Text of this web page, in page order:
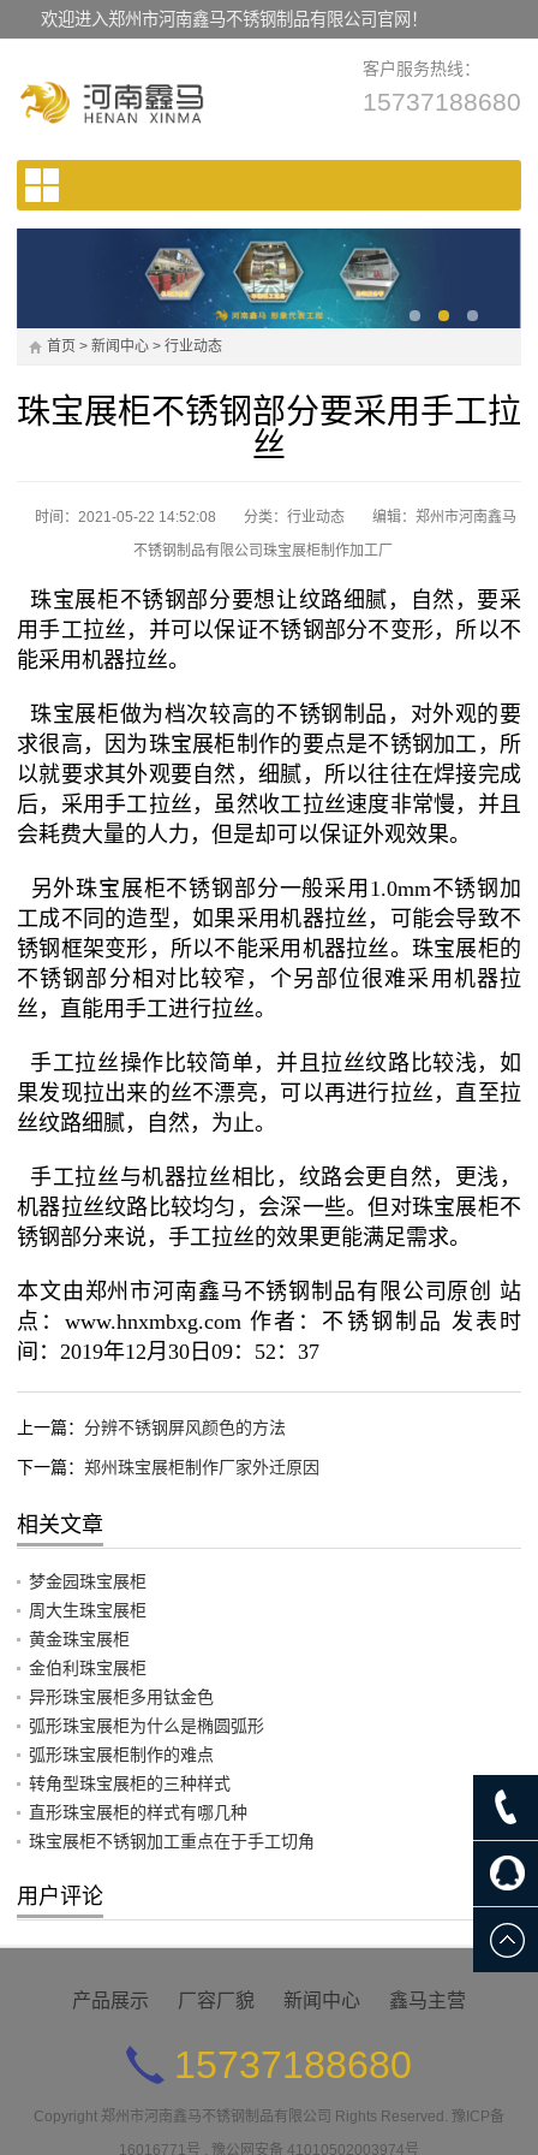
欢迎进入郑州市河南鑫马不锈钢制品有限公司官网！
客户服务热线：
15737188680
首页 > 新闻中心 > 行业动态
珠宝展柜不锈钢部分要采用手工拉
丝
时间：2021-05-22 14:52:08 分类： 行业动态
编辑：郑州市河南鑫马
不锈钢制品有限公司珠宝展柜制作加工厂
珠宝展柜不锈钢部分要想让纹路细腻，自然，要采
用手工拉丝，并可以保证不锈钢部分不变形，所以不
能采用机器拉丝。
珠宝展柜做为档次较高的不锈钢制品，对外观的要
求很高，因为珠宝展柜制作的要点是不锈钢加工，所
以就要求其外观要自然，细腻，所以往往在焊接完成
后，采用手工拉丝，虽然收工拉丝速度非常慢，并且
会耗费大量的人力，但是却可以保证外观效果。
另外珠宝展柜不锈钢部分一般采用1.0mm不锈钢加
工成不同的造型，如果采用机器拉丝，可能会导致不
锈钢框架变形，所以不能采用机器拉丝。珠宝展柜的
不锈钢部分相对比较窄，个另部位很难采用机器拉
丝，直能用手工进行拉丝。
手工拉丝操作比较简单，并且拉丝纹路比较浅，如
果发现拉出来的丝不漂亮，可以再进行拉丝，直至拉
丝纹路细腻，自然，为止。
手工拉丝与机器拉丝相比，纹路会更自然，更浅，
机器拉丝纹路比较均匀，会深一些。但对珠宝展柜不
锈钢部分来说，手工拉丝的效果更能满足需求。
本文由郑州市河南鑫马不锈钢制品有限公司原创 站
点：www.hnxmbxg.com 作者：不锈钢制品 发表时
间：2019年12月30日09：52：37
上一篇： 分辨不锈钢屏风颜色的方法
下一篇： 郑州珠宝展柜制作厂家外迁原因
相关文章
梦金园珠宝展柜
周大生珠宝展柜
黄金珠宝展柜
金伯利珠宝展柜
异形珠宝展柜多用钛金色
弧形珠宝展柜为什么是椭圆弧形
弧形珠宝展柜制作的难点
转角型珠宝展柜的三种样式
直形珠宝展柜的样式有哪几种
珠宝展柜不锈钢加工重点在于手工切角
用户评论
产品展示 厂容厂貌 新闻中心 鑫马主营
15737188680
Copyright 郑州市河南鑫马不锈钢制品有限公司 Rights Reserved. 豫ICP备
16016771号 . 豫公网安备 41010502003974号